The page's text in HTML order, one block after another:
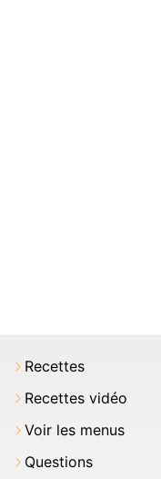
Recettes
Recettes vidéo
Voir les menus
Questions